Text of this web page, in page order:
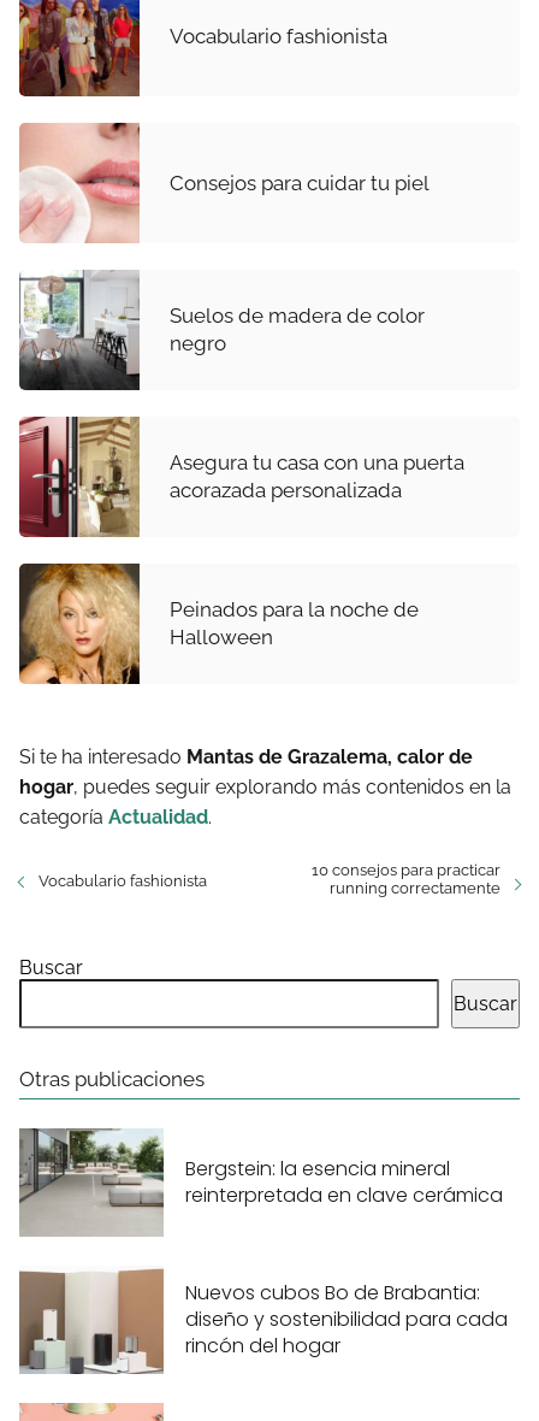
Vocabulario fashionista
Consejos para cuidar tu piel
Suelos de madera de color
negro
Asegura tu casa con una puerta
acorazada personalizada
Peinados para la noche de
Halloween
Si te ha interesado Mantas de Grazalema, calor de
hogar, puedes seguir explorando más contenidos en la
categoría Actualidad.
Vocabulario fashionista
10 consejos para practicar
running correctamente
Buscar
Buscar
Otras publicaciones
Bergstein: la esencia mineral
reinterpretada en clave cerámica
Nuevos cubos Bo de Brabantia:
diseño y sostenibilidad para cada
rincón del hogar